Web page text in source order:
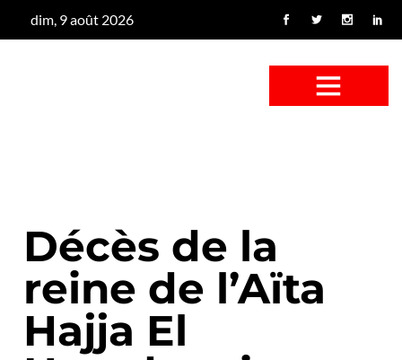
dim, 9 août 2026
Décès de la
reine de l’Aïta
Hajja El